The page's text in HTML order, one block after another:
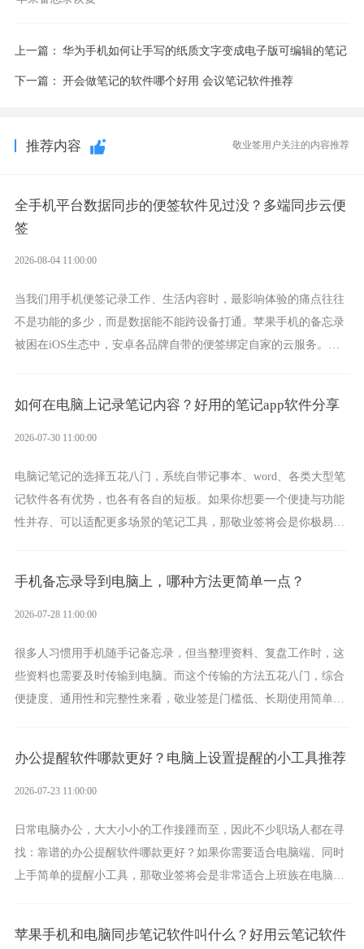
上一篇： 华为手机如何让手写的纸质文字变成电子版可编辑的笔记
下一篇： 开会做笔记的软件哪个好用 会议笔记软件推荐
推荐内容 敬业签用户关注的内容推荐
全手机平台数据同步的便签软件见过没？多端同步云便
签
2026-08-04 11:00:00
当我们用手机便签记录工作、生活内容时，最影响体验的痛点往往
不是功能的多少，而是数据能不能跨设备打通。苹果手机的备忘录
被困在iOS生态中，安卓各品牌自带的便签绑定自家的云服务。而
如何在电脑上记录笔记内容？好用的笔记app软件分享
2026-07-30 11:00:00
电脑记笔记的选择五花八门，系统自带记事本、word、各类大型笔
记软件各有优势，也各有各自的短板。如果你想要一个便捷与功能
性并存、可以适配更多场景的笔记工具，那敬业签将会是你极易上
手机备忘录导到电脑上，哪种方法更简单一点？
2026-07-28 11:00:00
很多人习惯用手机随手记备忘录，但当整理资料、复盘工作时，这
些资料也需要及时传输到电脑。而这个传输的方法五花八门，综合
便捷度、通用性和完整性来看，敬业签是门槛低、长期使用简单的
办公提醒软件哪款更好？电脑上设置提醒的小工具推荐
2026-07-23 11:00:00
日常电脑办公，大大小小的工作接踵而至，因此不少职场人都在寻
找：靠谱的办公提醒软件哪款更好？如果你需要适合电脑端、同时
上手简单的提醒小工具，那敬业签将会是非常适合上班族在电脑上
苹果手机和电脑同步笔记软件叫什么？好用云笔记软件